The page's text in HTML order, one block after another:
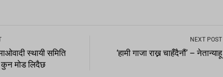
स्थायी समिति
मोड लिदैछ
NEXT POST
‘हामी गाजा राख्न चाहँदैनौं’ – नेतान्याहू